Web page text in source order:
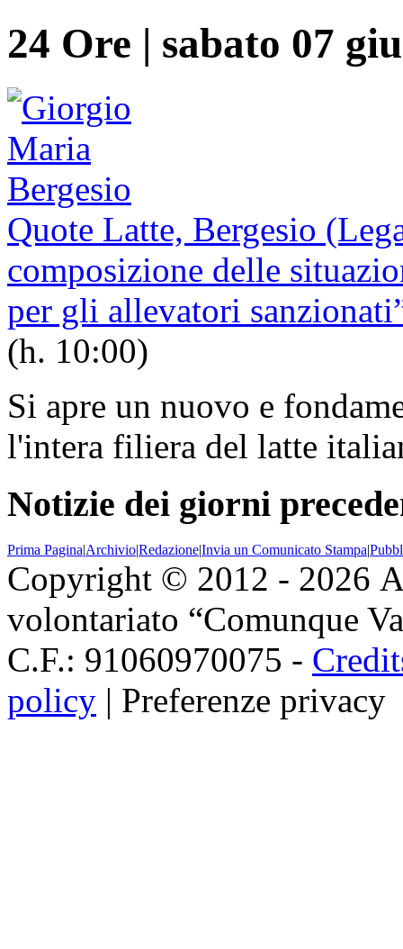
24 Ore | sabato 07
Quote Latte, Bergesio
composizione delle
per gli allevatori
(h. 10:00)
Si apre un nuovo e
l'intera filiera del latte
Notizie dei giorni
Prima Pagina|Archivio|Redazione|Invia un Comunicato Stampa|
Copyright © 2012 - 2026
volontariato “Comunque
C.F.: 91060970075 -
policy | Preferenze privacy